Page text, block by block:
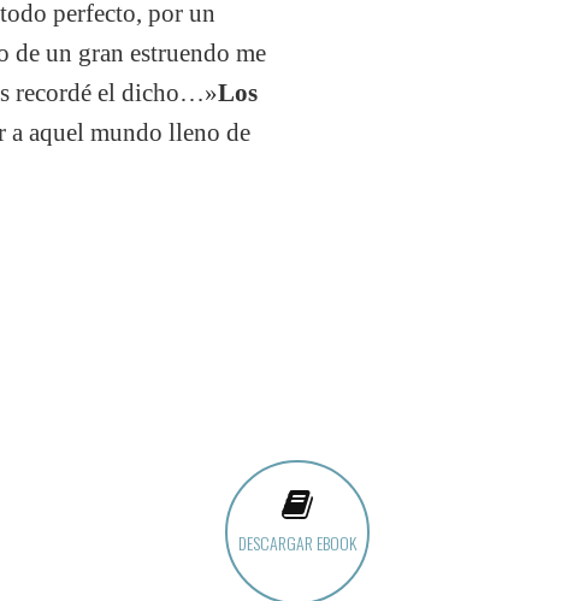
perfecto, por un
de un gran estruendo me
recordé el dicho…»Los
a aquel mundo lleno de
DESCARGAR EBOOK